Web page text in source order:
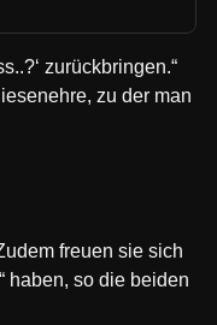
zurückbringen.“
zu der man
freuen sie sich
haben, so die beiden